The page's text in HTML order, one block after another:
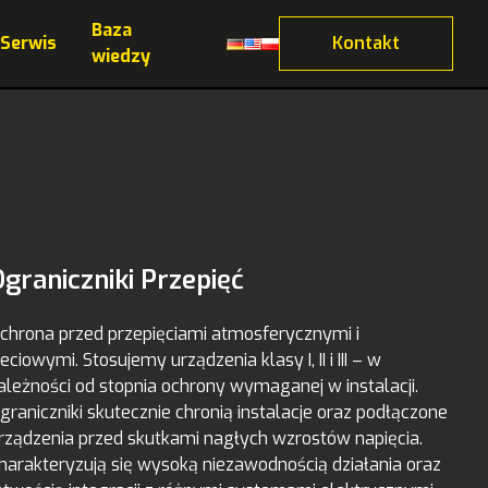
Serwis
Baza
wiedzy
Kontakt
Przepięć
przed przepięciami atmosferycznymi i
Stosujemy urządzenia klasy I, II i III – w
od stopnia ochrony wymaganej w instalacji.
skutecznie chronią instalacje oraz podłączone
przed skutkami nagłych wzrostów napięcia.
się wysoką niezawodnością działania oraz